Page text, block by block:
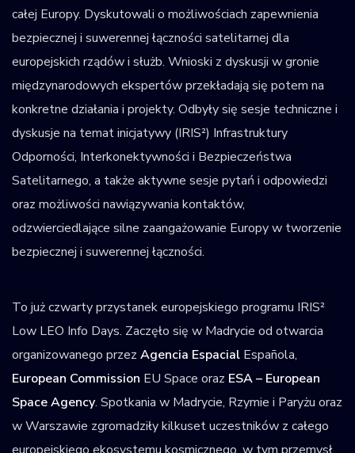
całej Europy. Dyskutowali o możliwościach zapewnienia
bezpiecznej i suwerennej łączności satelitarnej dla
europejskich rządów i służb. Wnioski z dyskusji w gronie
międzynarodowych ekspertów przekładają się potem na
konkretne działania i projekty. Odbyły się sesje techniczne i
dyskusje na temat inicjatywy (IRIS²) Infrastruktury
Odporności, Interkonektywności i Bezpieczeństwa
Satelitarnego, a także aktywne sesje pytań i odpowiedzi
oraz możliwości nawiązywania kontaktów,
odzwierciedlające silne zaangażowanie Europy w tworzenie
bezpiecznej i suwerennej łączności.
To już czwarty przystanek europejskiego programu IRIS²
Low LEO Info Days. Zaczęło się w Madrycie od otwarcia
organizowanego przez Agencia Espacial Española,
European Commission EU Space oraz ESA – European
Space Agency. Spotkania w Madrycie, Rzymie i Paryżu oraz
w Warszawie zgromadziły kilkuset uczestników z całego